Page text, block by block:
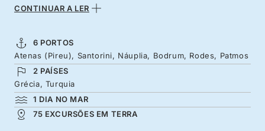
pacata com história bíblica. Em um circuito a
do mar Egeu e seus mitos, além das costas do
Peloponeso e da Turquia, explorando cidades
ancestrais moldadas por vinhedos, teatros e
colunas. Vagueie pelas ruas calçadas de pedras
de Rhodes atrás das fortificações
CONTINUAR A LER
6 PORTOS
Atenas (Pireu), Santorini, Náuplia, Bodrum, Rodes, Patmos
2 PAÍSES
Grécia, Turquia
1 DIA NO MAR
75 EXCURSÕES EM TERRA